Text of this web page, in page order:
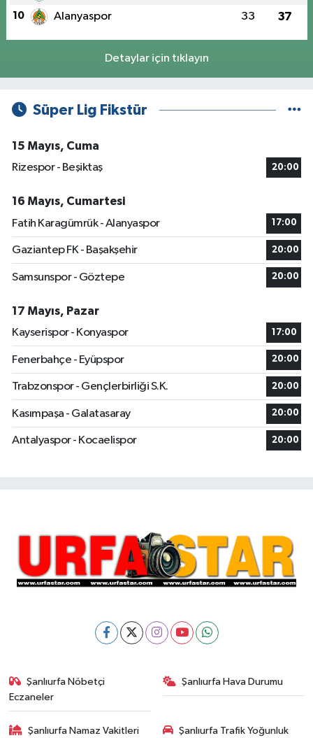
10 Alanyaspor 33 37
Detaylar için tıklayın
Süper Lig Fikstür
15 Mayıs, Cuma
Rizespor - Beşiktaş
20:00
16 Mayıs, Cumartesi
Fatih Karagümrük - Alanyaspor
17:00
Gaziantep FK - Başakşehir 20:00
Samsunspor - Göztepe 20:00
17 Mayıs, Pazar
Kayserispor - Konyaspor
17:00
Fenerbahçe - Eyüpspor 20:00
Trabzonspor - Gençlerbirliği S.K. 20:00
Kasımpaşa - Galatasaray 20:00
Antalyaspor - Kocaelispor 20:00
Şanlıurfa Nöbetçi
Eczaneler
Şanlıurfa Hava Durumu
Şanlıurfa Namaz Vakitleri Şanlıurfa Trafik Yoğunluk